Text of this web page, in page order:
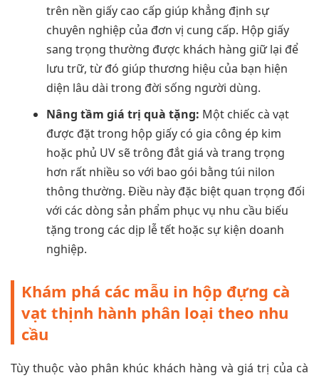
trên nền giấy cao cấp giúp khẳng định sự
chuyên nghiệp của đơn vị cung cấp. Hộp giấy
sang trọng thường được khách hàng giữ lại để
lưu trữ, từ đó giúp thương hiệu của bạn hiện
diện lâu dài trong đời sống người dùng.
Nâng tầm giá trị quà tặng: Một chiếc cà vạt
được đặt trong hộp giấy có gia công ép kim
hoặc phủ UV sẽ trông đắt giá và trang trọng
hơn rất nhiều so với bao gói bằng túi nilon
thông thường. Điều này đặc biệt quan trọng đối
với các dòng sản phẩm phục vụ nhu cầu biếu
tặng trong các dịp lễ tết hoặc sự kiện doanh
nghiệp.
Khám phá các mẫu in hộp đựng cà
vạt thịnh hành phân loại theo nhu
cầu
Tùy thuộc vào phân khúc khách hàng và giá trị của cà